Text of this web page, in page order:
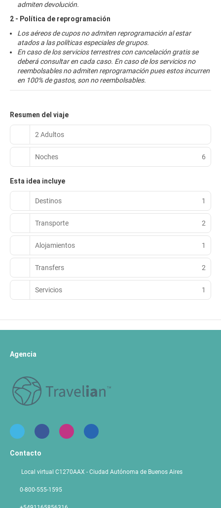
admiten devolución.
2 - Política de reprogramación
Los aéreos de cupos no admiten reprogramación al estar
atados a las políticas especiales de grupos.
En caso de los servicios terrestres con cancelación gratis se
deberá consultar en cada caso. En caso de los servicios no
reembolsables no admiten reprogramación pues estos incurren
en 100% de gastos, son no reembolsables.
Resumen del viaje
2 Adultos
Noches 6
Esta idea incluye
Destinos 1
Transporte 2
Alojamientos 1
Transfers 2
Servicios 1
Agencia
Contacto
Local virtual C1270AAX - Ciudad Autónoma de Buenos Aires
0-800-555-1595